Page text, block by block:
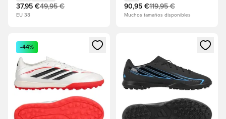
37,95 €49,95 €
EU 38
90,95 €119,95 €
Muchos tamaños disponibles
Abre un modal para iniciar sesión o registrarse como
-44%
Abre un modal para iniciar